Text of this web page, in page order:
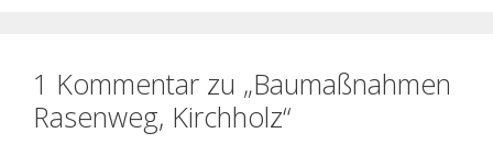
1 Kommentar zu „Baumaßnahmen
Rasenweg, Kirchholz“